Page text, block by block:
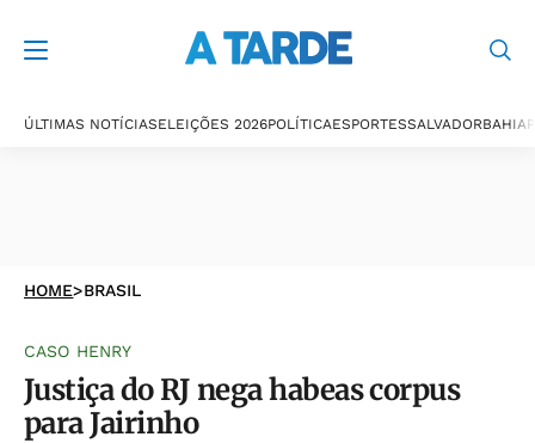
ÚLTIMAS NOTÍCIASELEIÇÕES 2026POLÍTICAESPORTESSALVADORBAHIA
HOME>BRASIL
CASO HENRY
Justiça do RJ nega habeas corpus
para Jairinho